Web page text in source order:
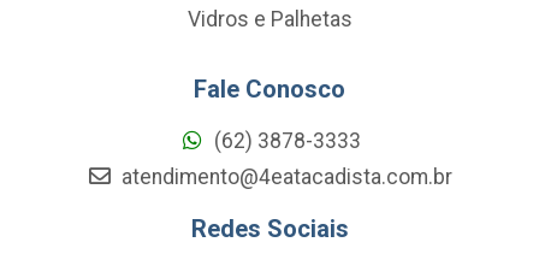
Vidros e Palhetas
Fale Conosco
(62) 3878-3333
atendimento@4eatacadista.com.br
Redes Sociais